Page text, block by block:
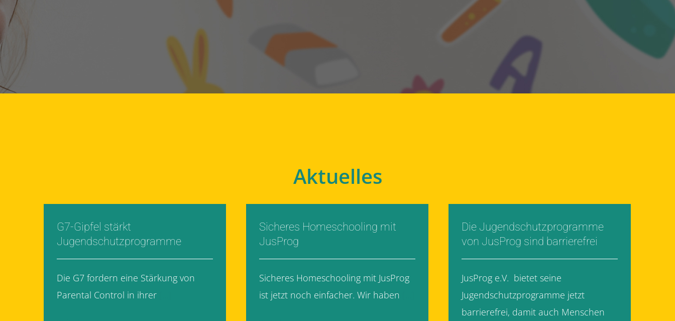
Aktuelles
G7-Gipfel stärkt
Jugendschutzprogramme
Die G7 fordern eine Stärkung von
Parental Control in ihrer
Sicheres Homeschooling mit
JusProg
Sicheres Homeschooling mit JusProg
ist jetzt noch einfacher. Wir haben
Die Jugendschutzprogramme
von JusProg sind barrierefrei
JusProg e.V. bietet seine
Jugendschutzprogramme jetzt
barrierefrei, damit auch Menschen